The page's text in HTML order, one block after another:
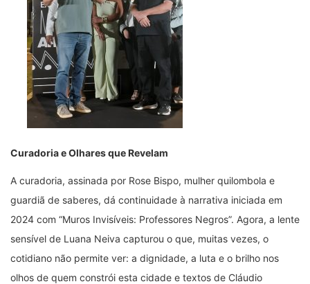
Curadoria e Olhares que Revelam
A curadoria, assinada por Rose Bispo, mulher quilombola e
guardiã de saberes, dá continuidade à narrativa iniciada em
2024 com “Muros Invisíveis: Professores Negros”. Agora, a lente
sensível de Luana Neiva capturou o que, muitas vezes, o
cotidiano não permite ver: a dignidade, a luta e o brilho nos
olhos de quem constrói esta cidade e textos de Cláudio